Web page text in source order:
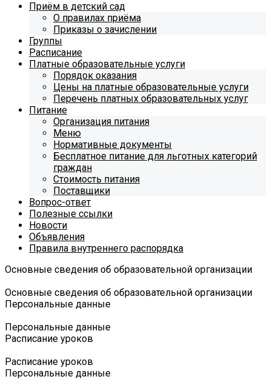
Приём в детский сад
О правилах приёма
Приказы о зачислении
Группы
Расписание
Платные образовательные услуги
Порядок оказания
Цены на платные образовательные услуги
Перечень платных образовательных услуг
Питание
Организация питания
Меню
Нормативные документы
Бесплатное питание для льготных категорий
граждан
Стоимость питания
Поставщики
Вопрос-ответ
Полезные ссылки
Новости
Объявления
Правила внутреннего распорядка
Основные сведения об образовательной организации
Основные сведения об образовательной организации
Персональные данные
Персональные данные
Расписание уроков
Расписание уроков
Персональные данные